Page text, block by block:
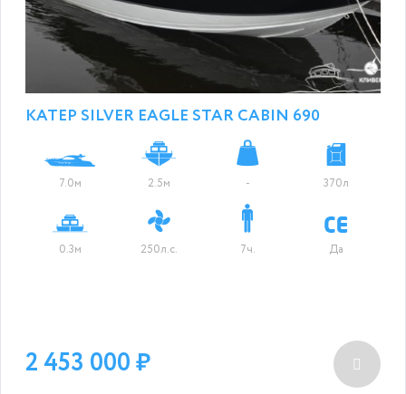
КАТЕР SILVER EAGLE STAR CABIN 690
7.0м 2.5м - 370л
0.3м 250л.с. 7ч. Да
2 453 000